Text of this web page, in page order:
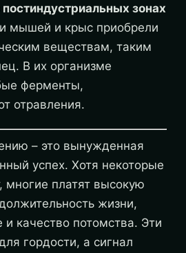
зонах
мышей и крыс приобрели
веществам, таким
В их организме
ферменты,
отравления.
– это вынужденная
успех. Хотя некоторые
платят высокую
жизни,
и качество потомства. Эти
гордости, а сигнал